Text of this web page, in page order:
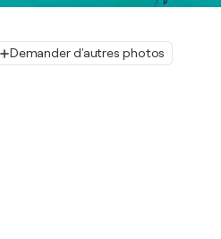
Demander d'autres photos